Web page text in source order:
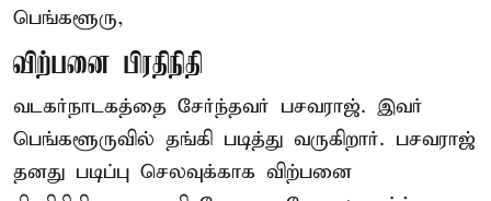
பெங்களூரு,
விற்பனை பிரதிநிதி
வடகர்நாடகத்தை சேர்ந்தவர் பசவராஜ். இவர்
பெங்களூருவில் தங்கி படித்து வருகிறார். பசவராஜ்
தனது படிப்பு செலவுக்காக விற்பனை